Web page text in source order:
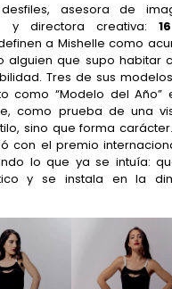
asesora de
y directora creativa:
a Mishelle como
alguien que supo habitar
Tres de sus
como “Modelo del Año”
como prueba de una
sino que forma carácter.
con el premio
lo que ya se intuía:
y se instala en la